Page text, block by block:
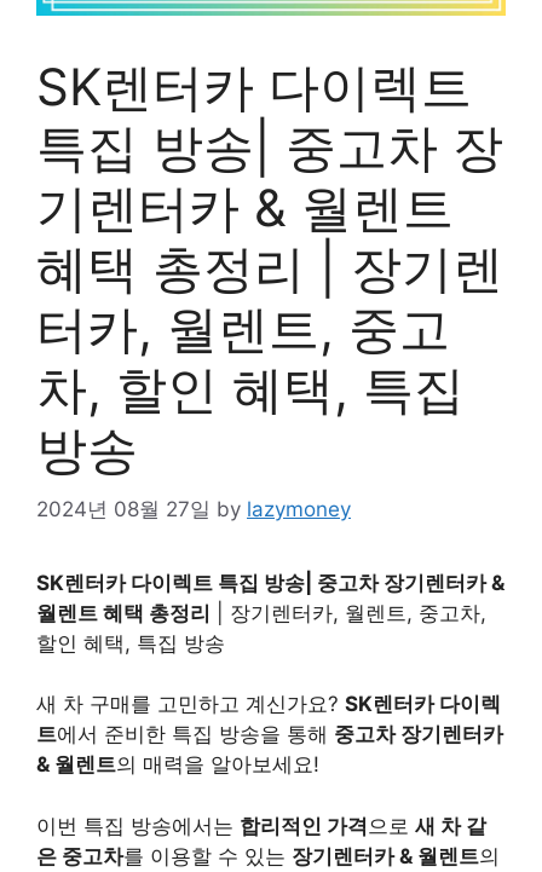
SK렌터카 다이렉트
특집 방송| 중고차 장
기렌터카 & 월렌트
혜택 총정리 | 장기렌
터카, 월렌트, 중고
차, 할인 혜택, 특집
방송
2024년 08월 27일 by lazymoney
SK렌터카 다이렉트 특집 방송| 중고차 장기렌터카 &
월렌트 혜택 총정리 | 장기렌터카, 월렌트, 중고차,
할인 혜택, 특집 방송
새 차 구매를 고민하고 계신가요? SK렌터카 다이렉
트에서 준비한 특집 방송을 통해 중고차 장기렌터카
& 월렌트의 매력을 알아보세요!
이번 특집 방송에서는 합리적인 가격 으로 새 차 같
은 중고차를 이용할 수 있는 장기렌터카 & 월렌트의